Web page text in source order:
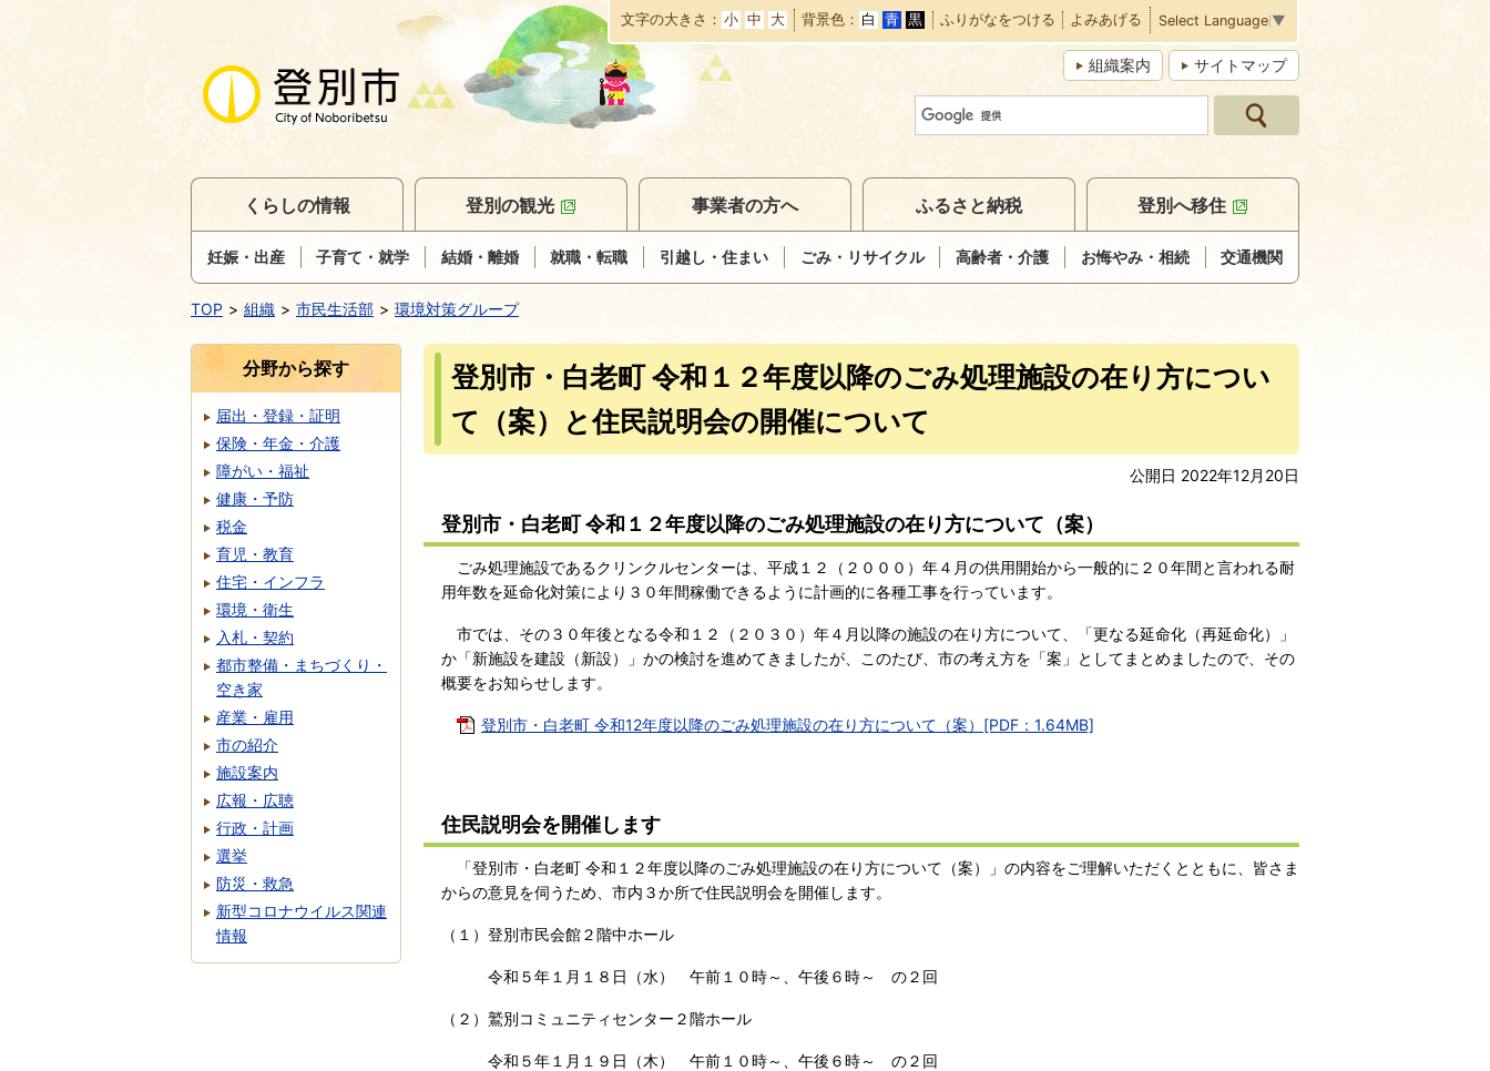
本
文
へ
移
動
文字の大きさ 小 中 大 背景色 白 青 黒 ふりがなをつける よみあげる Select Language ▼
組織案内 サイトマップ
くらしの情報
妊娠・出産 子育て・就学 結婚・離婚 就職・転職 引越し・住まい ごみ・リサイクル 高齢者・介護 お悔やみ・相続 交通機関
登別の観光 事業者の方へ ふるさと納税 登別へ移住
TOP 組織 市民生活部 環境対策グループ
登別市・白老町 令和１２年度以降のごみ処理施設の在り方につい
て（案）と住民説明会の開催について
公開日 2022年12月20日
登別市・白老町 令和１２年度以降のごみ処理施設の在り方について（案）
ごみ処理施設であるクリンクルセンターは、平成１２（２０００）年４月の供用開始から一般的に２０年間と言われる耐
用年数を延命化対策により３０年間稼働できるように計画的に各種工事を行っています。
市では、その３０年後となる令和１２（２０３０）年４月以降の施設の在り方について、「更なる延命化（再延命化）」
か「新施設を建設（新設）」かの検討を進めてきましたが、このたび、市の考え方を「案」としてまとめましたので、その
概要をお知らせします。
登別市・白老町 令和12年度以降のごみ処理施設の在り方について（案）[PDF：1.64MB]
住民説明会を開催します
「登別市・白老町 令和１２年度以降のごみ処理施設の在り方について（案）」の内容をご理解いただくとともに、皆さま
からの意見を伺うため、市内３か所で住民説明会を開催します。
（１）登別市民会館２階中ホール
令和５年１月１８日（水） 午前１０時～、午後６時～ の２回
（２）鷲別コミュニティセンター２階ホール
令和５年１月１９日（木） 午前１０時～、午後６時～ の２回
分野から探す
届出・登録・証明
保険・年金・介護
障がい・福祉
健康・予防
税金
育児・教育
住宅・インフラ
環境・衛生
入札・契約
都市整備・まちづくり・
空き家
産業・雇用
市の紹介
施設案内
広報・広聴
行政・計画
選挙
防災・救急
新型コロナウイルス関連
情報